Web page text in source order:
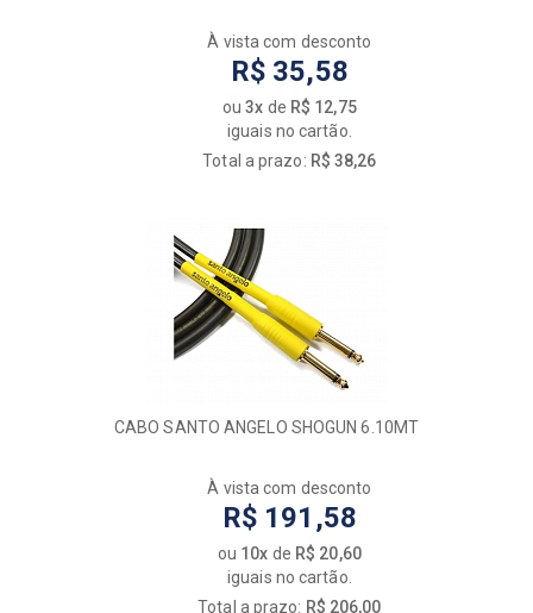
À vista com desconto
R$ 35,58
ou3x de R$ 12,75
iguais no cartão.
Total a prazo: R$ 38,26
CABO SANTO ANGELO SHOGUN 6.10MT
À vista com desconto
R$ 191,58
ou 10x de R$ 20,60
iguais no cartão.
Total a prazo: R$ 206,00